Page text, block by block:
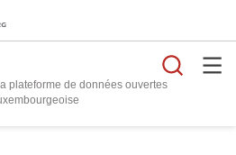
plateforme de données ouvertes